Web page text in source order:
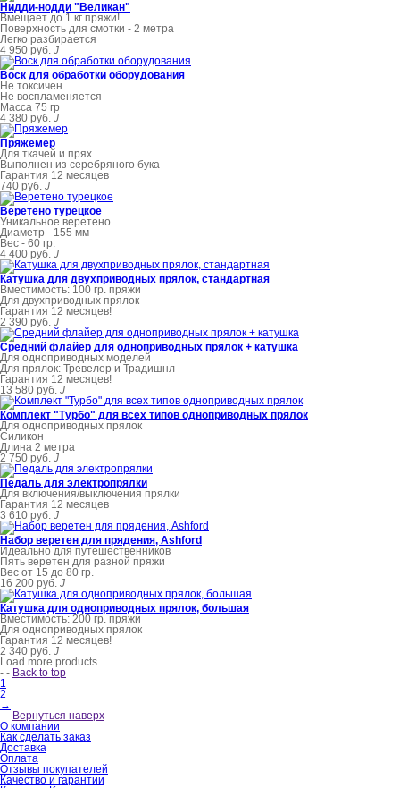
Нидди-нодди "Великан"
Вмещает до 1 кг пряжи!
Поверхность для смотки - 2 метра
Легко разбирается
4 950 руб. J
Воск для обработки оборудования
Не токсичен
Не воспламеняется
Масса 75 гр
4 380 руб. J
Пряжемер
Для ткачей и прях
Выполнен из серебряного бука
Гарантия 12 месяцев
740 руб. J
Веретено турецкое
Уникальное веретено
Диаметр - 155 мм
Вес - 60 гр.
4 400 руб. J
Катушка для двухприводных прялок, стандартная
Вместимость: 100 гр. пряжи
Для двухприводных прялок
Гарантия 12 месяцев!
2 390 руб. J
Средний флайер для одноприводных прялок + катушка
Для одноприводных моделей
Для прялок: Тревелер и Традишнл
Гарантия 12 месяцев!
13 580 руб. J
Комплект "Турбо" для всех типов одноприводных прялок
Для одноприводных прялок
Cиликон
Длина 2 метра
2 750 руб. J
Педаль для электропрялки
Для включения/выключения прялки
Гарантия 12 месяцев
3 610 руб. J
Набор веретен для прядения, Ashford
Идеально для путешественников
Пять веретен для разной пряжи
Вес от 15 до 80 гр.
16 200 руб. J
Катушка для одноприводных прялок, большая
Вместимость: 200 гр. пряжи
Для одноприводных прялок
Гарантия 12 месяцев!
2 340 руб. J
Load more products
- - Back to top
1
2
→
- - Вернуться наверх
О компании
Как сделать заказ
Доставка
Оплата
Отзывы покупателей
Качество и гарантии